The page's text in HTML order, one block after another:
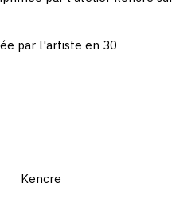
par l'artiste en 30
Kencre